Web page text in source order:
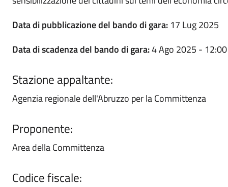
Data di pubblicazione del bando di gara: 17 Lug 2025
Data di scadenza del bando di gara:4 Ago 2025 - 12:00
Stazione appaltante:
Agenzia regionale dell'Abruzzo per la Committenza
Proponente:
Area della Committenza
Codice fiscale: